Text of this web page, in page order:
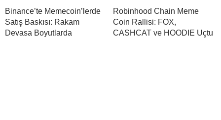
Binance’te Memecoin’lerde
Satış Baskısı: Rakam
Devasa Boyutlarda
Robinhood Chain Meme
Coin Rallisi: FOX,
CASHCAT ve HOODIE Uçtu